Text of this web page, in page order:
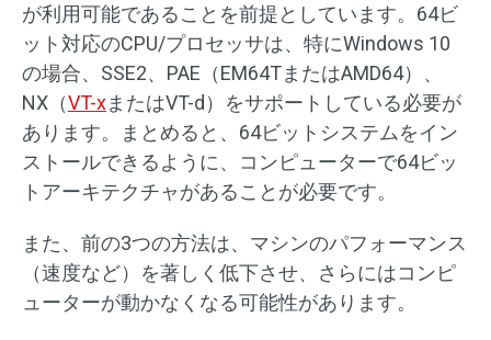
が利用可能であることを前提としています。64ビ
ット対応のCPU/プロセッサは、特にWindows 10
の場合、SSE2、PAE（EM64TまたはAMD64）、
NX（VT-xまたはVT-d）をサポートしている必要が
あります。まとめると、64ビットシステムをイン
ストールできるように、コンピューターで64ビッ
トアーキテクチャがあることが必要です。
また、前の3つの方法は、マシンのパフォーマンス
（速度など）を著しく低下させ、さらにはコンピ
ューターが動かなくなる可能性があります。